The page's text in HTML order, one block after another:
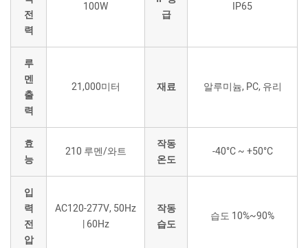
전
력
100W
급
IP65
루
멘
출
력
21,000미터 재료 알루미늄, PC, 유리
효
능
210 루멘/와트
작동
온도
-40°C ~ +50°C
입
력
전
압
AC120-277V, 50Hz
| 60Hz
작동
습도
습도 10%~90%